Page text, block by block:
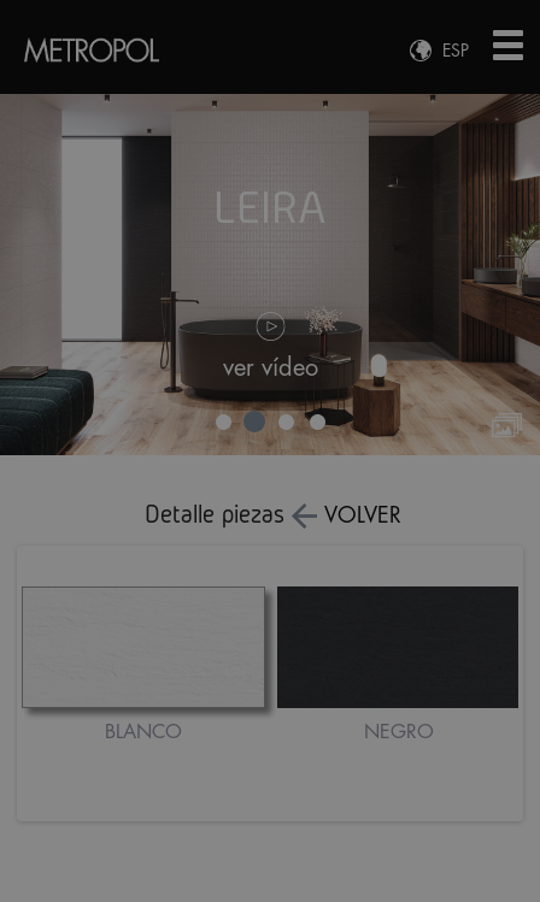
ESP
ENG
FRA
LEIRA
LEIRA
LEIRA
LEIRA
ver vídeo
Detalle piezas VOLVER
BLANCO NEGRO